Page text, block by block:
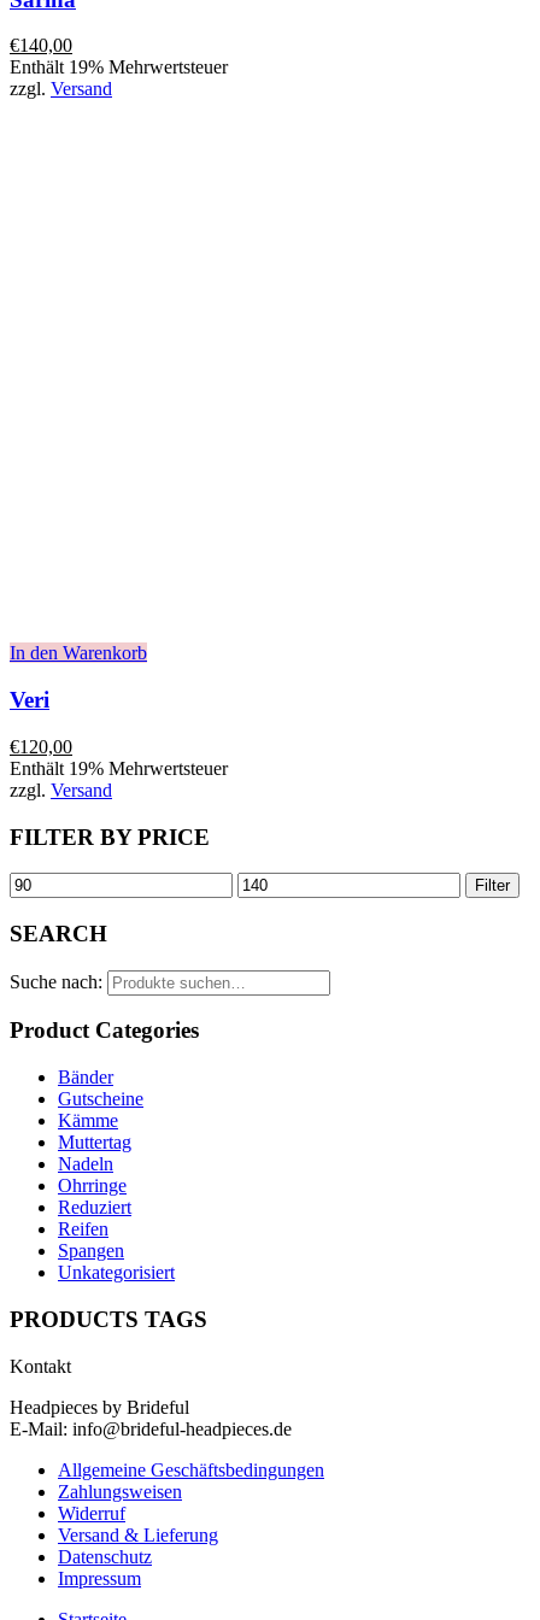
€140,00
Enthält 19% Mehrwertsteuer
zzgl. Versand
In den Warenkorb
Veri
€120,00
Enthält 19% Mehrwertsteuer
zzgl. Versand
FILTER BY PRICE
Filter
SEARCH
Suche nach:
Product Categories
Bänder
Gutscheine
Kämme
Muttertag
Nadeln
Ohrringe
Reduziert
Reifen
Spangen
Unkategorisiert
PRODUCTS TAGS
Kontakt
Headpieces by Brideful
E-Mail: info@brideful-headpieces.de
Allgemeine Geschäftsbedingungen
Zahlungsweisen
Widerruf
Versand & Lieferung
Datenschutz
Impressum